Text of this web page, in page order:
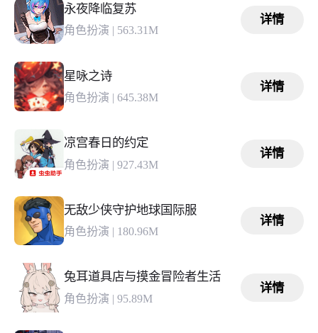
永夜降临复苏
角色扮演 | 563.31M
详情
星咏之诗
角色扮演 | 645.38M
详情
凉宫春日的约定
角色扮演 | 927.43M
详情
无敌少侠守护地球国际服
角色扮演 | 180.96M
详情
兔耳道具店与摸金冒险者生活
角色扮演 | 95.89M
详情